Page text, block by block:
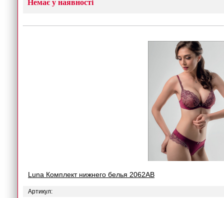
Немає у наявності
Luna Комплект нижнего белья 2062AB
Артикул: